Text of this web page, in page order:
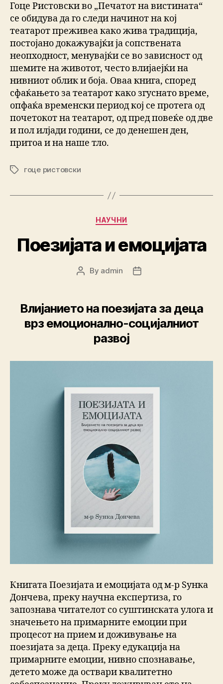
Гоце Ристовски во „Печатот на вистината“
се обидува да го следи начинот на кој
театарот преживеа како жива традиција,
постојано докажувајќи ја сопствената
неопходност, менувајќи се во зависност од
шемите на животот, често влијаејќи на
нивниот облик и боја. Оваа книга, според
сфаќањето за театарот како згуснато време,
опфаќа временски период кој се протега од
почетокот на театарот, од пред повеќе од две
и пол илјади години, се до денешен ден,
притоа и на наше тло.
Tagsгоце ристовски
Categories
НАУЧНИ
Поезијата и емоцијата
Post
By admin
Post
Влијанието на поезијата за деца
врз емоционално-социјалниот
развој
Книгата Поезијата и емоцијата од м-р Ѕунка
Дончева, преку научна експертиза, го
запознава читателот со суштинската улога и
значењето на примарните емоции при
процесот на прием и доживување на
поезијата за деца. Преку едукација на
примарните емоции, нивно спознавање,
детето може да оствари квалитетно